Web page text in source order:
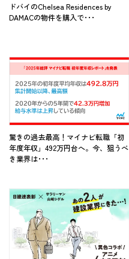
ドバイのChelsea Residences by
DAMACの物件を購入で･･･
驚きの過去最高！マイナビ転職「初
年度年収」492万円台へ。今、狙うべ
き業界は･･･